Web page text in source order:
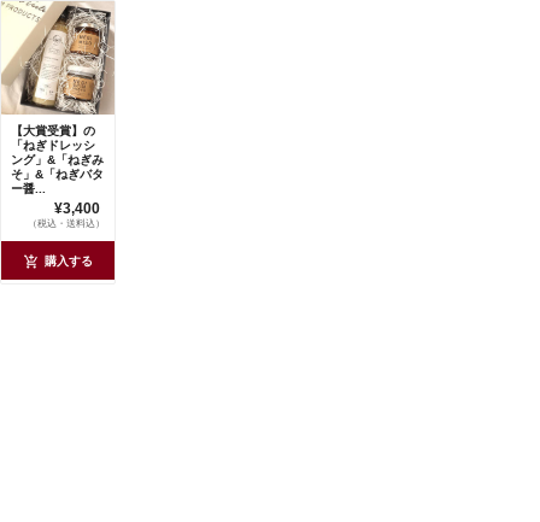
【大賞受賞】の
「ねぎドレッシ
ング」&「ねぎみ
そ」&「ねぎバタ
ー醤...
¥3,400
（税込・送料込）
購入する